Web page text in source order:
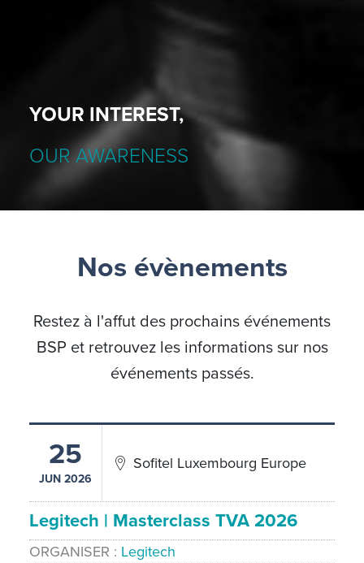
YOUR INTEREST,
OUR AWARENESS
Nos évènements
Restez à l'affut des prochains événements
BSP et retrouvez les informations sur nos
événements passés.
25
JUN 2026
Sofitel Luxembourg Europe
Legitech | Masterclass TVA 2026
ORGANISER
Legitech